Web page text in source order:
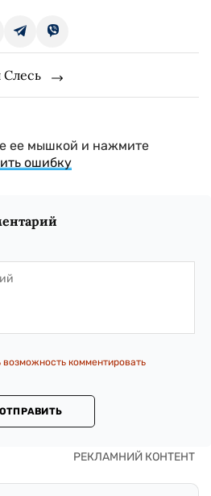
Слесь
ее мышкой и нажмите
ошибку
комментировать
ОТПРАВИТЬ